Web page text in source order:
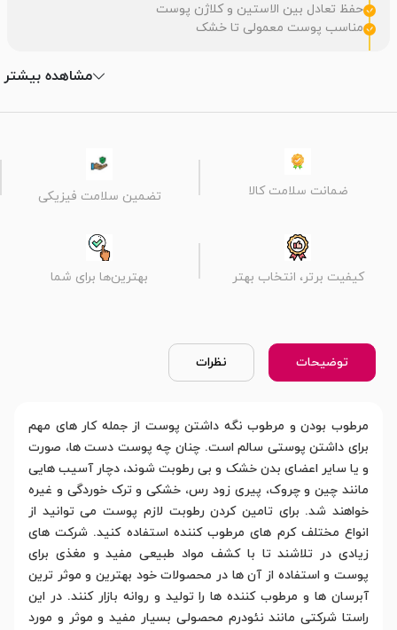
حفظ تعادل بین الاستین و کلاژن پوست
مناسب پوست معمولی تا خشک
مشاهده بیشتر
ضمانت سلامت کالا تضمین سلامت فیزیکی
کیفیت برتر، انتخاب بهتر بهترین‌ها برای شما
توضیحات نظرات
مرطوب بودن و مرطوب نگه داشتن پوست از جمله کار های مهم
برای داشتن پوستی سالم است. چنان چه پوست دست ها، صورت
و یا سایر اعضای بدن خشک و بی رطوبت شوند، دچار آسیب هایی
مانند چین و چروک، پیری زود رس، خشکی و ترک خوردگی و غیره
خواهند شد. برای تامین کردن رطوبت لازم پوست می توانید از
انواع مختلف کرم های مرطوب کننده استفاده کنید. شرکت های
زیادی در تلاشند تا با کشف مواد طبیعی مفید و مغذی برای
پوست و استفاده از آن ها در محصولات خود بهترین و موثر ترین
آبرسان ها و مرطوب کننده ها را تولید و روانه بازار کنند. در این
راستا شرکتی مانند نئودرم محصولی بسیار مفید و موثر و مورد